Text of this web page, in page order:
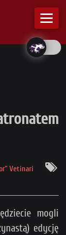
Vetinari
mogli
edycję